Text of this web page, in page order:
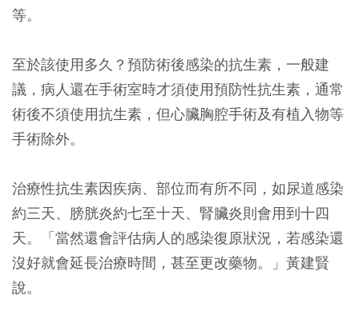
等。
至於該使用多久？預防術後感染的抗生素，一般建
議，病人還在手術室時才須使用預防性抗生素，通常
術後不須使用抗生素，但心臟胸腔手術及有植入物等
手術除外。
治療性抗生素因疾病、部位而有所不同，如尿道感染
約三天、膀胱炎約七至十天、腎臟炎則會用到十四
天。「當然還會評估病人的感染復原狀況，若感染還
沒好就會延長治療時間，甚至更改藥物。」黃建賢
說。